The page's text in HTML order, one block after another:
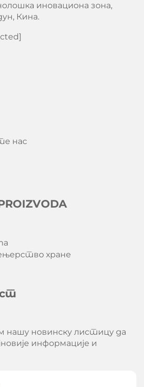
иновациона зона,
Кина.
нас
хране
нашу новинску листицу да
информације и